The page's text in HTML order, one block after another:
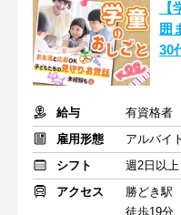
囲
30
給与
有資格者
雇用形態
アルバイ
シフト
週2日以
アクセス
勝どき駅
徒歩19分